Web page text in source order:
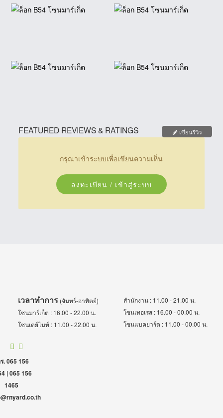
FEATURED REVIEWS & RATINGS เขียนรีวิว
กรุณาเข้าระบบเพื่อเขียนความเห็น
ลงทะเบียน / เข้าสู่ระบบ
เวลาทำการ(จันทร์-อาทิตย์)
โซนมาร์เก็ต : 16.00 - 22.00 น.
โซนเดย์ไนท์ : 11.00 - 22.00 น.
สำนักงาน : 11.00 - 21.00 น.
โซนเทอเรส : 16.00 - 00.00 น.
โซนแบคยาร์ด : 11.00 - 00.00 น.
. 065 156
| 065 156
1465